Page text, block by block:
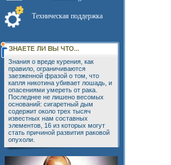
Техническая поддержка
Знания о вреде курения, как
правило, ограничиваются
заезженной фразой о том, что
капля никотина убивает лошадь, и
опасениями умереть от рака.
Последнее не лишено весомых
оснований: сигаретный дым
содержит около трех тысяч
известных нам составных
элементов, 16 из которых могут
стать причиной развития раковой
опухоли.